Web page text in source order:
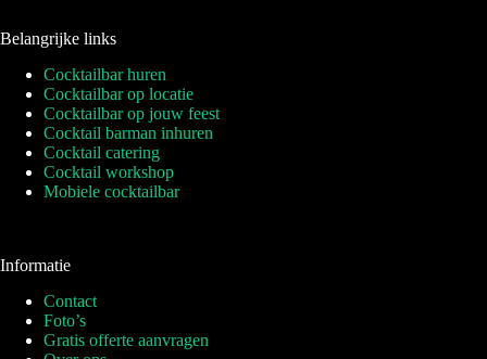
Belangrijke links
Cocktailbar huren
Cocktailbar op locatie
Cocktailbar op jouw feest
Cocktail barman inhuren
Cocktail catering
Cocktail workshop
Mobiele cocktailbar
Informatie
Contact
Foto’s
Gratis offerte aanvragen